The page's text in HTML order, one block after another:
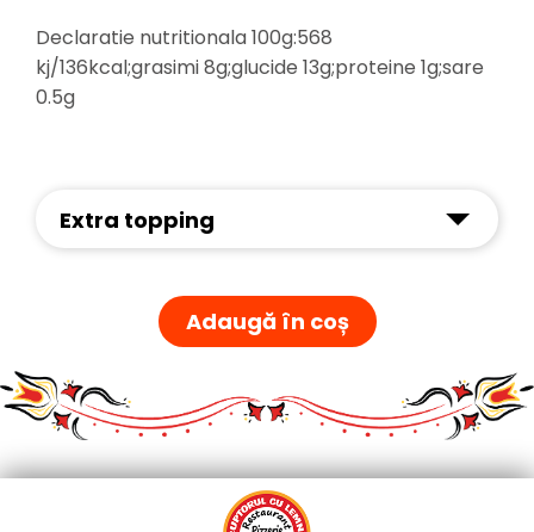
Declaratie nutritionala 100g:568
kj/136kcal;grasimi 8g;glucide 13g;proteine 1g;sare
0.5g
Extra topping
Adaugă în coș